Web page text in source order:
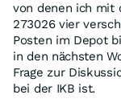
von denen ich mit
273026 vier
Posten im Depot
in den nächsten
Frage zur
bei der IKB ist.